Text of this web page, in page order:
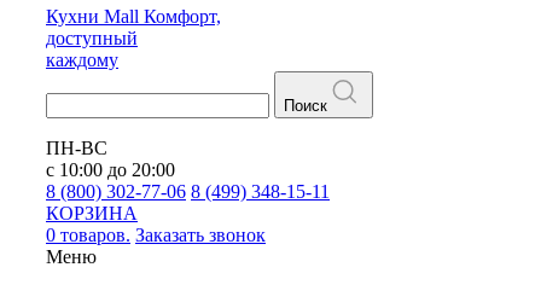
Кухни Mall Комфорт,
доступный
каждому
Поиск
ПН-ВС
с 10:00 до 20:00
8 (800) 302-77-06 8 (499) 348-15-11
КОРЗИНА
0 товаров. Заказать звонок
Меню